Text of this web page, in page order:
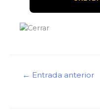
Navegación
← Entrada anterior